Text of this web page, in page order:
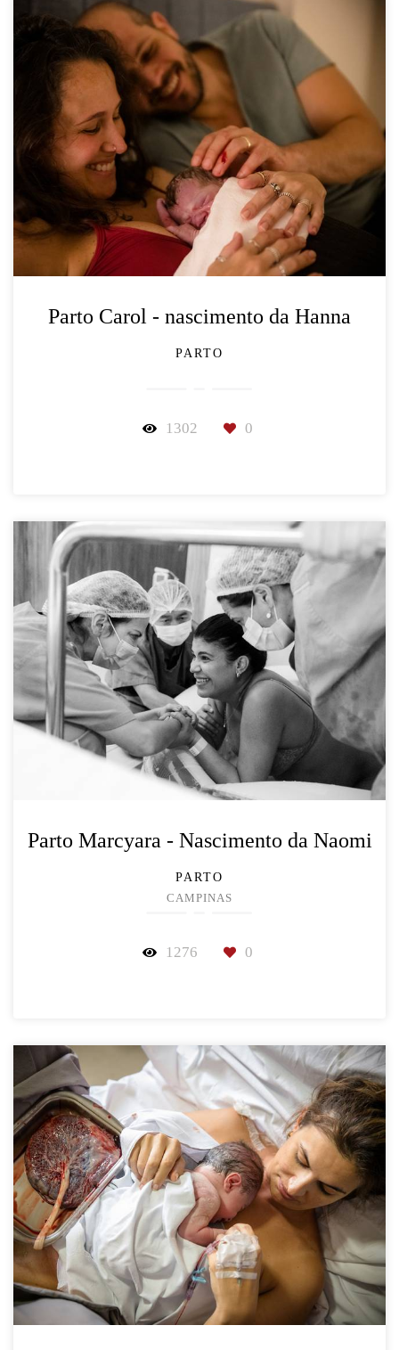
Parto Carol - nascimento da Hanna
PARTO
1302 0
Parto Marcyara - Nascimento da Naomi
PARTO
CAMPINAS
1276 0